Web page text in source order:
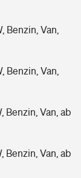
Benzin, Van,
Benzin, Van,
Benzin, Van, ab
Benzin, Van, ab